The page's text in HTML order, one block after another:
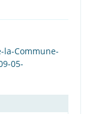
la-Commune-
05-